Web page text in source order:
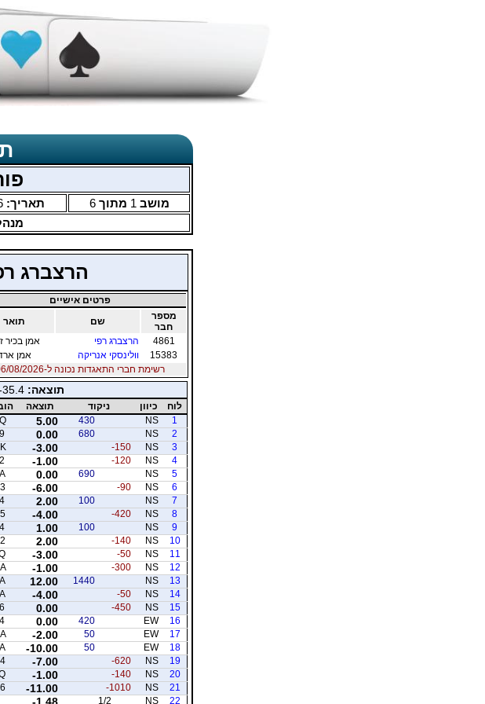
מושב 1 מתוך6 תאריך:
הרצברג
פרטים אישיים
מספר
חבר
שם תואר
4861
הרצברג רפי אמן בכיר
15383
וולינסקי אנריקה אמן
רשימת חברי התאגדות נכונה ל-06/08/2026
תוצאה: 35.4
לוח כיוון ניקוד תוצאה
1
NS
430
5.00
Q
2
NS
680
0.00
9
3
NS
-150
-3.00
K
4
NS
-120
-1.00
2
5
NS
690
0.00
6
NS
-90
-6.00
3
7
NS
100
2.00
4
8
NS
-420
-4.00
5
9
NS
100
1.00
4
10
NS
-140
2.00
2
11
NS
-50
-3.00
12
NS
-300
-1.00
A
13
NS
1440
12.00
14
NS
-50
-4.00
15
NS
-450
0.00
6
16
EW
420
0.00
4
17
EW
50
-2.00
A
18
EW
50
-10.00
A
19
NS
-620
-7.00
4
20
NS
-140
-1.00
21
NS
-1010
-11.00
6
22
NS
1/2
-1.48